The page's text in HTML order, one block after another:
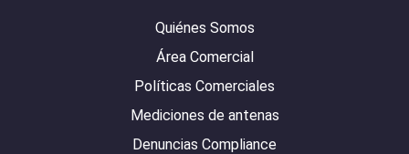
Quiénes Somos
Área Comercial
Políticas Comerciales
Mediciones de antenas
Denuncias Compliance